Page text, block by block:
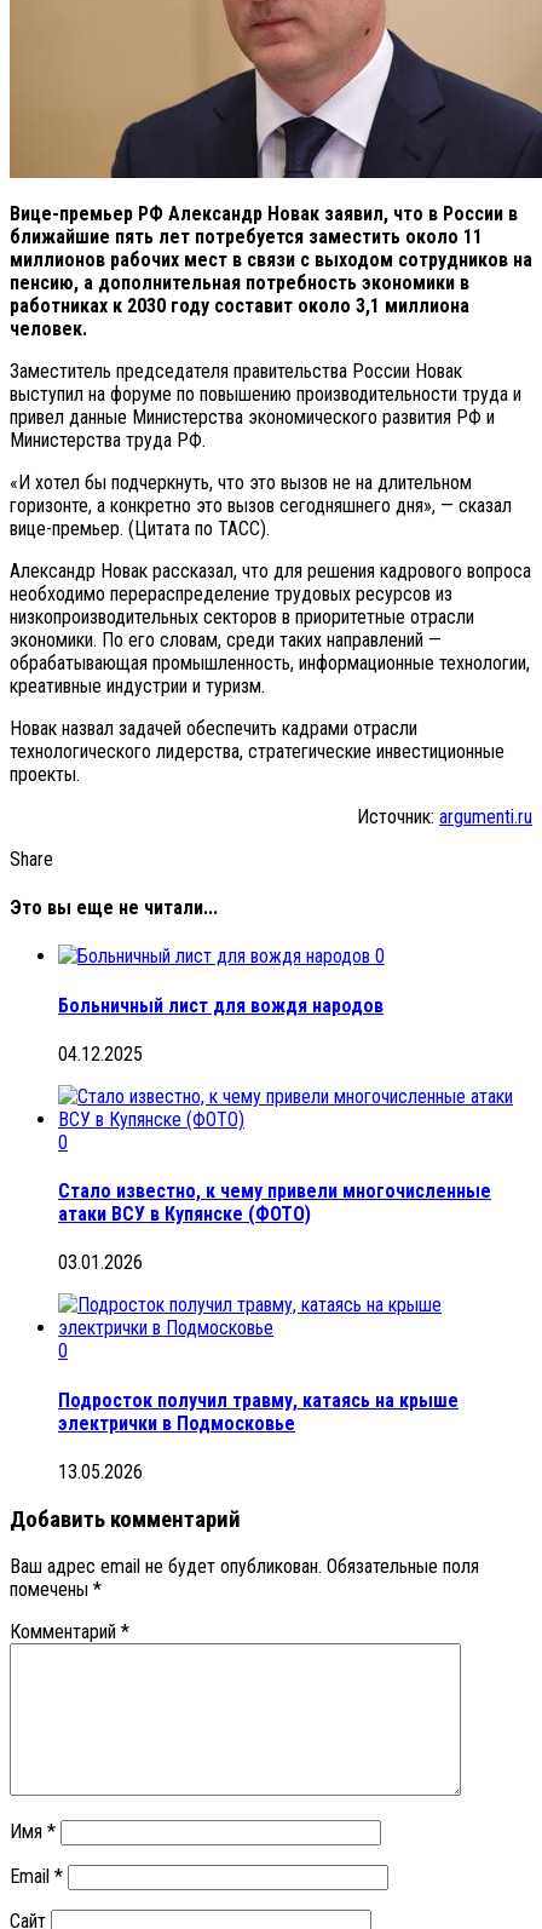
Вице-премьер РФ Александр Новак заявил, что в России в
ближайшие пять лет потребуется заместить около 11
миллионов рабочих мест в связи с выходом сотрудников на
пенсию, а дополнительная потребность экономики в
работниках к 2030 году составит около 3,1 миллиона
человек.
Заместитель председателя правительства России Новак
выступил на форуме по повышению производительности труда и
привел данные Министерства экономического развития РФ и
Министерства труда РФ.
«И хотел бы подчеркнуть, что это вызов не на длительном
горизонте, а конкретно это вызов сегодняшнего дня», — сказал
вице-премьер. (Цитата по ТАСС).
Александр Новак рассказал, что для решения кадрового вопроса
необходимо перераспределение трудовых ресурсов из
низкопроизводительных секторов в приоритетные отрасли
экономики. По его словам, среди таких направлений —
обрабатывающая промышленность, информационные технологии,
креативные индустрии и туризм.
Новак назвал задачей обеспечить кадрами отрасли
технологического лидерства, стратегические инвестиционные
проекты.
Источник: argumenti.ru
Share
Это вы еще не читали...
0
Больничный лист для вождя народов
04.12.2025
0
Стало известно, к чему привели многочисленные
атаки ВСУ в Купянске (ФОТО)
03.01.2026
0
Подросток получил травму, катаясь на крыше
электрички в Подмосковье
13.05.2026
Добавить комментарий
Ваш адрес email не будет опубликован. Обязательные поля
помечены *
Комментарий *
Имя *
Email *
Сайт